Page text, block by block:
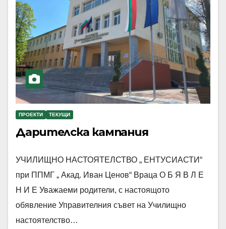
ПРОЕКТИ ТЕКУЩИ
Дарителска кампания
УЧИЛИЩНО НАСТОЯТЕЛСТВО „ ЕНТУСИАСТИ“
при ППМГ „ Акад. Иван Ценов“ Враца О Б Я В Л Е
Н И Е Уважаеми родители, с настоящото
обявление Управителния съвет на Училищно
настоятелство…